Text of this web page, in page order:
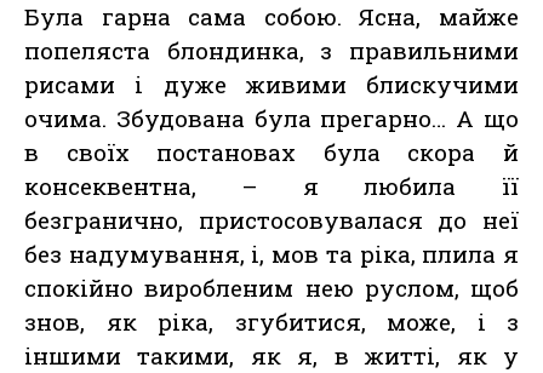
Була гарна сама собою. Ясна, майже
попеляста блондинка, з правильними
рисами і дуже живими блискучими
очима. Збудована була прегарно… А що
в своїх постановах була скора й
консеквентна, – я любила її
безгранично, пристосовувалася до неї
без надумування, і, мов та ріка, плила я
спокійно виробленим нею руслом, щоб
знов, як ріка, згубитися, може, і з
іншими такими, як я, в житті, як у